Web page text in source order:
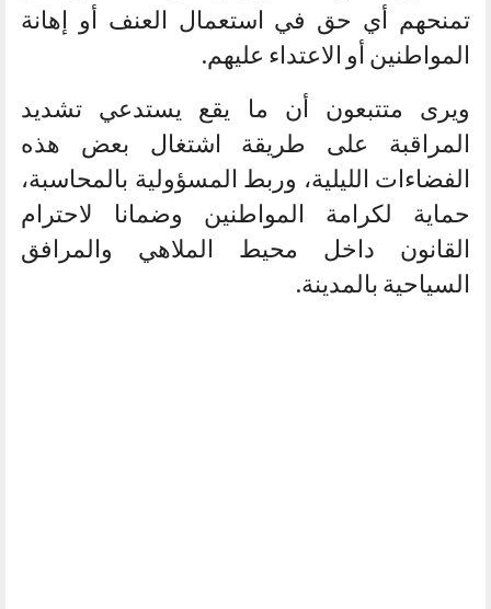
تمنحهم أي حق في استعمال العنف أو إهانة
المواطنين أو الاعتداء عليهم.
ويرى متتبعون أن ما يقع يستدعي تشديد
المراقبة على طريقة اشتغال بعض هذه
الفضاءات الليلية، وربط المسؤولية بالمحاسبة،
حماية لكرامة المواطنين وضمانا لاحترام
القانون داخل محيط الملاهي والمرافق
السياحية بالمدينة.